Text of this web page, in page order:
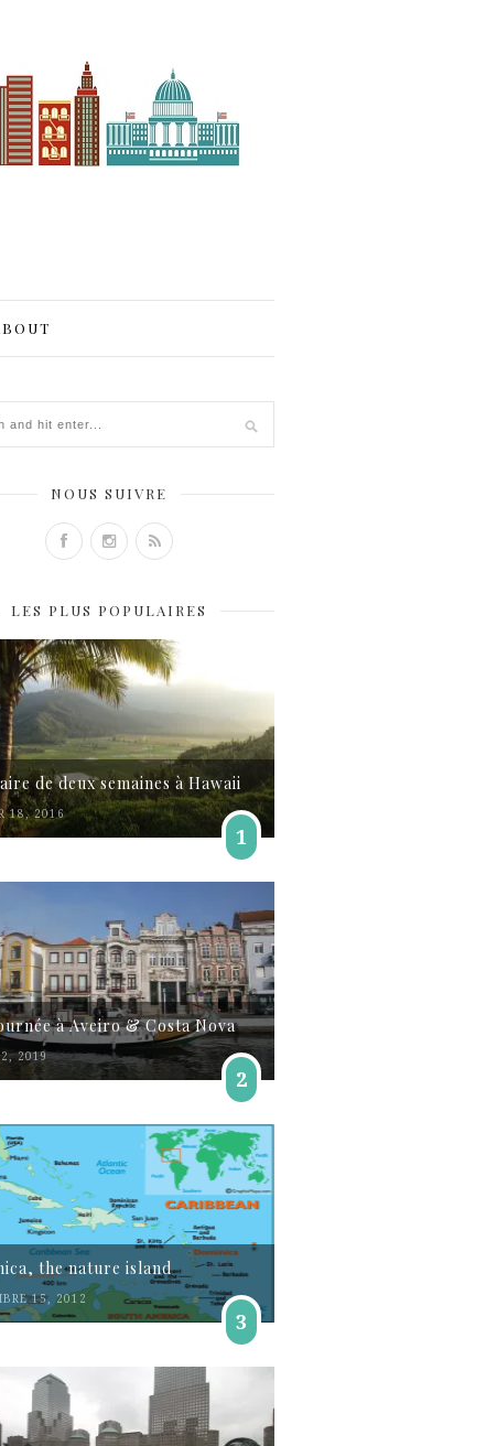
NOUS SUIVRE
LES PLUS POPULAIRES
de deux semaines à Hawaii
18, 2016
1
à Aveiro & Costa Nova
2019
2
the nature island
15, 2012
3